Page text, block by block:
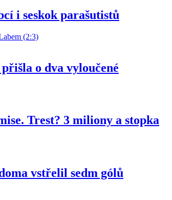
i seskok parašutistů
o dva vyloučené
Trest? 3 miliony a stopka
vstřelil sedm gólů